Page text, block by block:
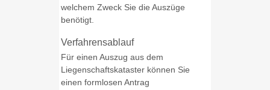
welchem Zweck Sie die Auszüge
benötigt.
Verfahrensablauf
Für einen Auszug aus dem
Liegenschaftskataster können Sie
einen formlosen Antrag